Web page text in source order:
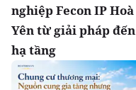
nghiệp Fecon IP Hoà
Yên từ giải pháp đến
hạ tầng